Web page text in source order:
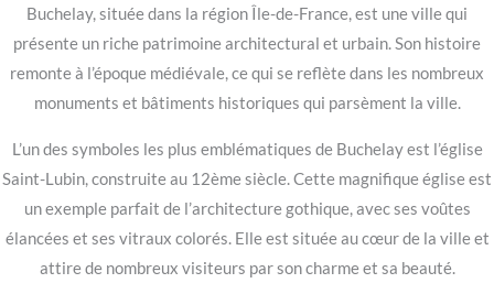
Buchelay, située dans la région Île-de-France, est une ville qui
présente un riche patrimoine architectural et urbain. Son histoire
remonte à l’époque médiévale, ce qui se reflète dans les nombreux
monuments et bâtiments historiques qui parsèment la ville.
L’un des symboles les plus emblématiques de Buchelay est l’église
Saint-Lubin, construite au 12ème siècle. Cette magnifique église est
un exemple parfait de l’architecture gothique, avec ses voûtes
élancées et ses vitraux colorés. Elle est située au cœur de la ville et
attire de nombreux visiteurs par son charme et sa beauté.